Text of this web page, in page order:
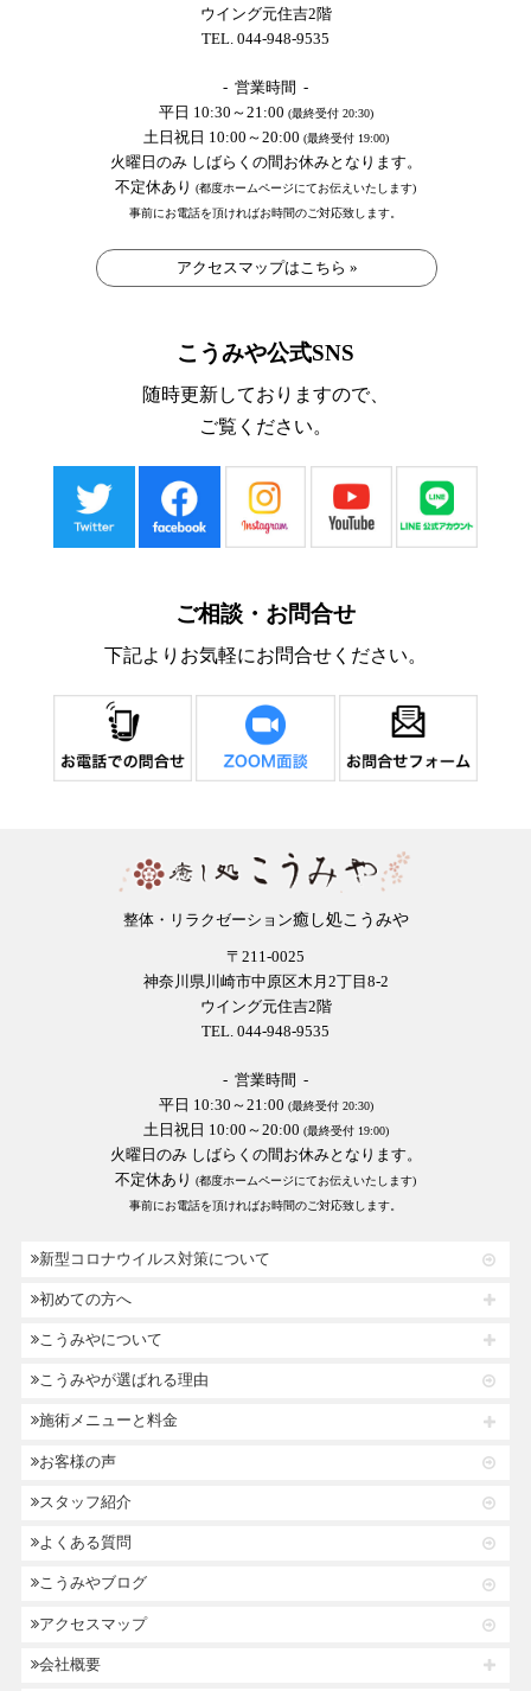
ウイング元住吉2階
TEL. 044-948-9535
- 営業時間 -
平日 10:30～21:00 (最終受付 20:30)
土日祝日 10:00～20:00 (最終受付 19:00)
火曜日のみ しばらくの間お休みとなります。
不定休あり (都度ホームページにてお伝えいたします)
事前にお電話を頂ければお時間のご対応致します。
アクセスマップはこちら »
こうみや公式SNS
随時更新しておりますので、
ご覧ください。
ご相談・お問合せ
下記よりお気軽にお問合せください。
整体・リラクゼーション癒し処こうみや
〒211-0025
神奈川県川崎市中原区木月2丁目8-2
ウイング元住吉2階
TEL. 044-948-9535
- 営業時間 -
平日 10:30～21:00 (最終受付 20:30)
土日祝日 10:00～20:00 (最終受付 19:00)
火曜日のみ しばらくの間お休みとなります。
不定休あり (都度ホームページにてお伝えいたします)
事前にお電話を頂ければお時間のご対応致します。
新型コロナウイルス対策について
初めての方へ
こうみやについて
こうみやが選ばれる理由
施術メニューと料金
お客様の声
スタッフ紹介
よくある質問
こうみやブログ
アクセスマップ
会社概要